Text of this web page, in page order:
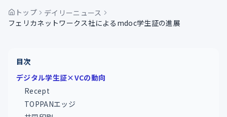
トップ
デイリーニュース
フェリカネットワークス社によるmdoc学生証の進展
目次
デジタル学生証×VCの動向
Recept
TOPPANエッジ